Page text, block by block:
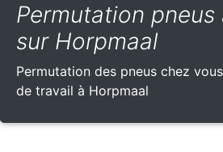
Permutation
sur Horpmaal
Permutation des pneus chez
de travail à Horpmaal